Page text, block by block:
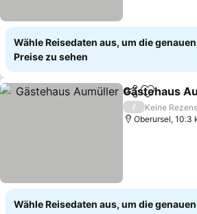
Wähle Reisedaten aus, um die genauen
Preise zu sehen
TeilenZu
Gästehaus
/
Keine
Oberursel, 10.3
Wähle Reisedaten aus, um die genauen